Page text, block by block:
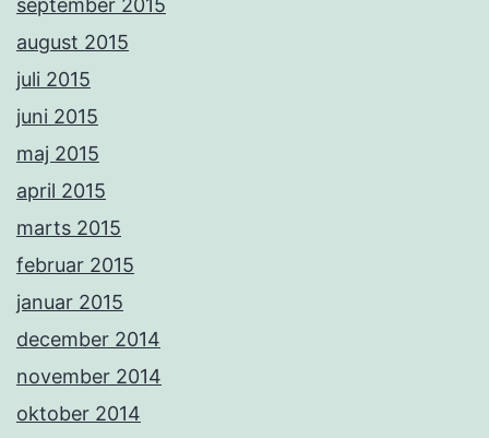
september 2015
august 2015
juli 2015
juni 2015
maj 2015
april 2015
marts 2015
februar 2015
januar 2015
december 2014
november 2014
oktober 2014